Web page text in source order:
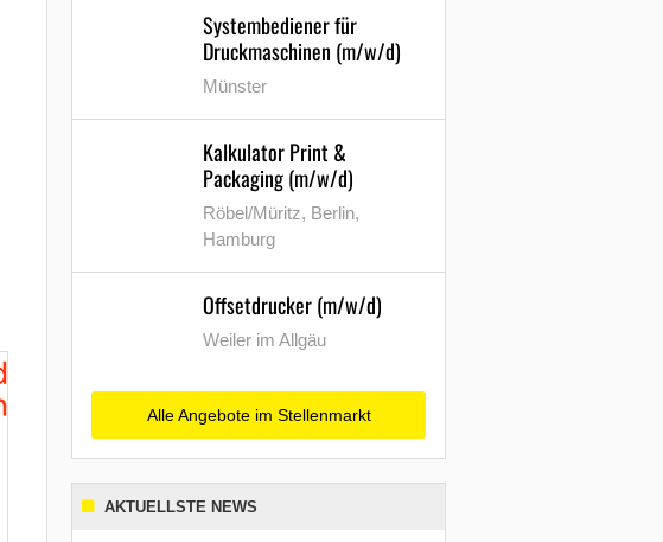
Systembediener für
Druckmaschinen (m/w/d)
Münster
Kalkulator Print &
Packaging (m/w/d)
Röbel/Müritz, Berlin,
Hamburg
Offsetdrucker (m/w/d)
Weiler im Allgäu
Alle Angebote im Stellenmarkt
AKTUELLSTE NEWS